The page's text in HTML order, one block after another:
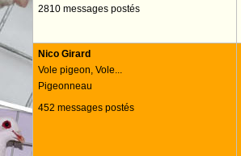
2810 messages postés
Nico Girard
Vole pigeon, Vole...
Pigeonneau
452 messages postés